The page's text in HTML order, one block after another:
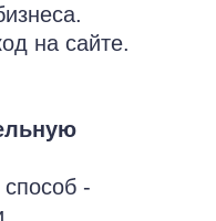
на сайте.
-